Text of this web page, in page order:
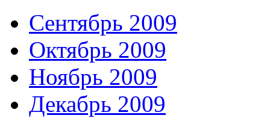
Сентябрь 2009
Октябрь 2009
Ноябрь 2009
Декабрь 2009